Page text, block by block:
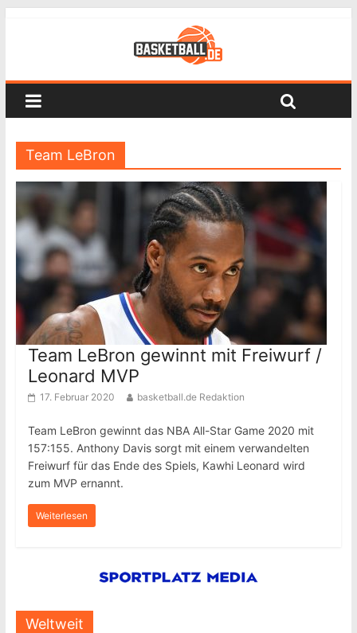
Team LeBron
Team LeBron gewinnt mit Freiwurf /
Leonard MVP
17. Februar 2020 basketball.de Redaktion
Team LeBron gewinnt das NBA All-Star Game 2020 mit
157:155. Anthony Davis sorgt mit einem verwandelten
Freiwurf für das Ende des Spiels, Kawhi Leonard wird
zum MVP ernannt.
Weiterlesen
Weltweit